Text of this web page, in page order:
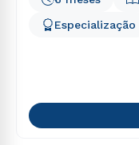
Especialização